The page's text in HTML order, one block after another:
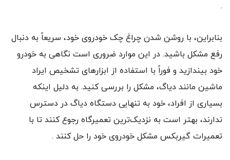
.
بنابراین، با روشن شدن چراغ چک خودروی خود، سریعاً به دنبال
رفع مشکل باشید. در این موارد ضروری است نگاهی به خودرو
خود بیندازید و فوراً با استفاده از ابزارهای تشخیص ایراد
ماشین مانند دیاگ، مشکل را بررسی کنید. به دلیل این‎که
بسیاری از افراد، خود به تنهایی دستگاه دیاگ در دسترس
ندارند، بهتر است به نزدیک‌ترین تعمیرگاه رجوع کنند تا با
تعمیرات گیربکس مشکل خودروی خود را حل کنند .